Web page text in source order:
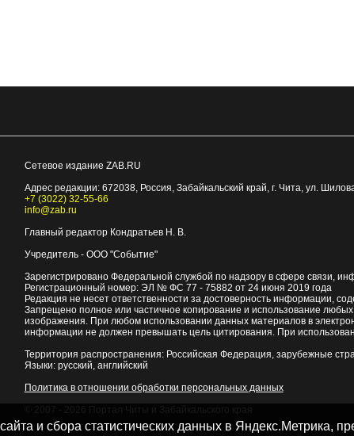
Сетевое издание ZAB.RU
Адрес редакции: 672038, Россия, Забайкальский край, г. Чита, ул.
+7 (3022) 32-55-66
info@zab.ru
Главный редактор Кондратьев Н. В.
Учредитель - ООО "Событие"
Зарегистрировано Федеральной службой по надзору в сфере связи,
Регистрационный номер: ЭЛ № ФС 77 - 75882 от 24 июня 2019 года
Редакция не несет ответственности за достоверность информации,
Запрещено полное или частичное копирование и использование
изображения. При любом использовании данных материалов в
информации не должен превышать цель цитирования. При
Территория распространения: Российская Федерация, зарубежные
Языки: русский, английский
Политика в отношении обработки персональных данных
и сбора статистических данных в Яндекс.Метрика,